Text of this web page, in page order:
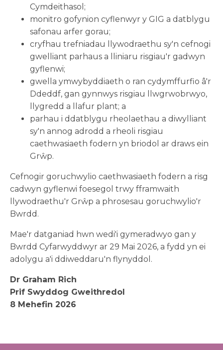
Cymdeithasol;
monitro gofynion cyflenwyr y GIG a datblygu
safonau arfer gorau;
cryfhau trefniadau llywodraethu sy'n cefnogi
gwelliant parhaus a lliniaru risgiau'r gadwyn
gyflenwi;
gwella ymwybyddiaeth o ran cydymffurfio â'r
Ddeddf, gan gynnwys risgiau llwgrwobrwyo,
llygredd a llafur plant; a
parhau i ddatblygu rheolaethau a diwylliant
sy'n annog adrodd a rheoli risgiau
caethwasiaeth fodern yn briodol ar draws ein
Grŵp.
Cefnogir goruchwylio caethwasiaeth fodern a risg
cadwyn gyflenwi foesegol trwy fframwaith
llywodraethu'r Grŵp a phrosesau goruchwylio'r
Bwrdd.
Mae'r datganiad hwn wedi'i gymeradwyo gan y
Bwrdd Cyfarwyddwyr ar 29 Mai 2026, a fydd yn ei
adolygu a'i ddiweddaru'n flynyddol.
Dr Graham Rich
Prif Swyddog Gweithredol
8 Mehefin 2026